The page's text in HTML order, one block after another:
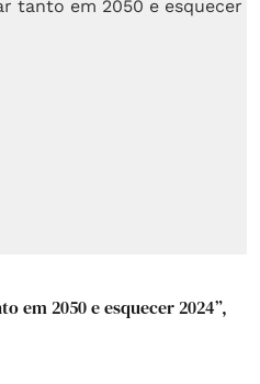
em 2050 e esquecer 2024”,